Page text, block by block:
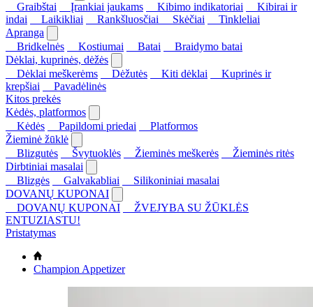
Graibštai
Įrankiai jaukams Kibimo indikatoriai
Kibirai ir
indai
Laikikliai Rankšluosčiai Skėčiai
Tinkleliai
Apranga
Bridkelnės
Kostiumai Batai
Braidymo batai
Dėklai, kuprinės, dėžės
Dėklai meškerėms
Dėžutės Kiti dėklai
Kuprinės ir
krepšiai
Pavadėlinės
Kitos prekės
Kėdės, platformos
Kėdės
Papildomi priedai
Platformos
Žieminė žūklė
Blizgutės
Švytuoklės Žieminės meškerės
Žieminės ritės
Dirbtiniai masalai
Blizgės
Galvakabliai
Silikoniniai masalai
DOVANŲ KUPONAI
DOVANŲ KUPONAI
ŽVEJYBA SU ŽŪKLĖS
ENTUZIASTU!
Pristatymas
Champion Appetizer